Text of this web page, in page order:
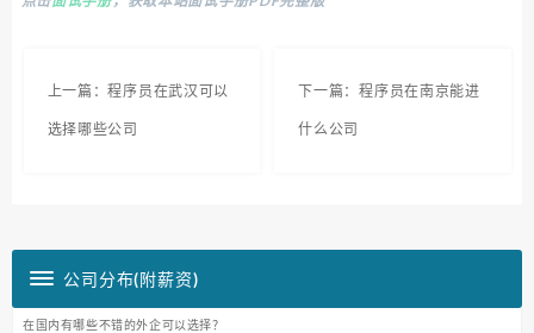
上一篇：程序员在武汉可以
选择哪些公司
下一篇：程序员在南京能进
什么公司
公司分布(附薪资)
在国内有哪些不错的外企可以选择？